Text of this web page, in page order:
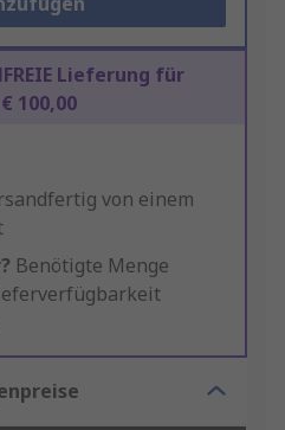
Lieferung für
100,00
von einem
Benötigte Menge